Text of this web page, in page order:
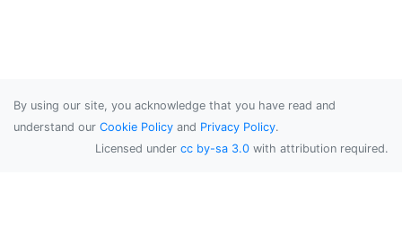
By using our site, you acknowledge that you have read and
understand our Cookie Policy and Privacy Policy.
Licensed under cc by-sa 3.0 with attribution required.